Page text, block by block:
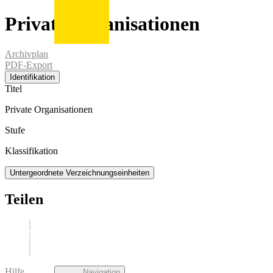
Private Organisationen
Archivplan
PDF-Export
Identifikation
Titel
Private Organisationen
Stufe
Klassifikation
Untergeordnete Verzeichnungseinheiten
Teilen